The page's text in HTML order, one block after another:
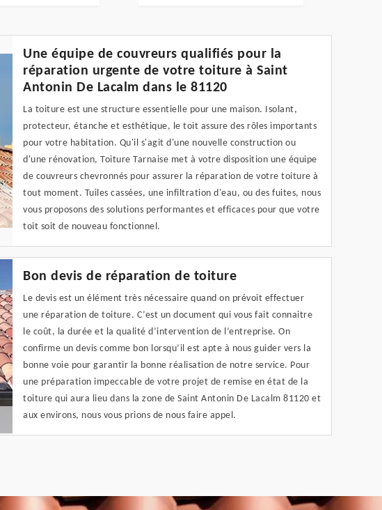
Une équipe de couvreurs qualifiés pour la
réparation urgente de votre toiture à Saint
Antonin De Lacalm dans le 81120
La toiture est une structure essentielle pour une maison. Isolant,
protecteur, étanche et esthétique, le toit assure des rôles importants
pour votre habitation. Qu'il s'agit d'une nouvelle construction ou
d'une rénovation, Toiture Tarnaise met à votre disposition une équipe
de couvreurs chevronnés pour assurer la réparation de votre toiture à
tout moment. Tuiles cassées, une infiltration d'eau, ou des fuites, nous
vous proposons des solutions performantes et efficaces pour que votre
toit soit de nouveau fonctionnel.
Bon devis de réparation de toiture
Le devis est un élément très nécessaire quand on prévoit effectuer
une réparation de toiture. C’est un document qui vous fait connaitre
le coût, la durée et la qualité d’intervention de l’entreprise. On
confirme un devis comme bon lorsqu’il est apte à nous guider vers la
bonne voie pour garantir la bonne réalisation de notre service. Pour
une préparation impeccable de votre projet de remise en état de la
toiture qui aura lieu dans la zone de Saint Antonin De Lacalm 81120 et
aux environs, nous vous prions de nous faire appel.